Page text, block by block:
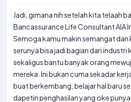
Jadi, gimana nih setelah kita telaah
Bancassurance Life Consultant AIA
Semoga kamu makin semangat
serunya bisa jadi bagian dari industri
sekaligus bantu banyak orang
mereka. Ini bukan cuma sekadar
buat berkembang, belajar hal baru
dapetin penghasilan yang oke